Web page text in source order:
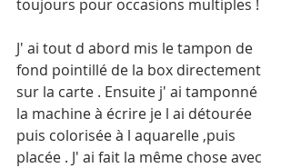
toujours pour occasions multiples !
J' ai tout d abord mis le tampon de
fond pointillé de la box directement
sur la carte . Ensuite j' ai tamponné
la machine à écrire je l ai détourée
puis colorisée à l aquarelle ,puis
placée . J' ai fait la même chose avec